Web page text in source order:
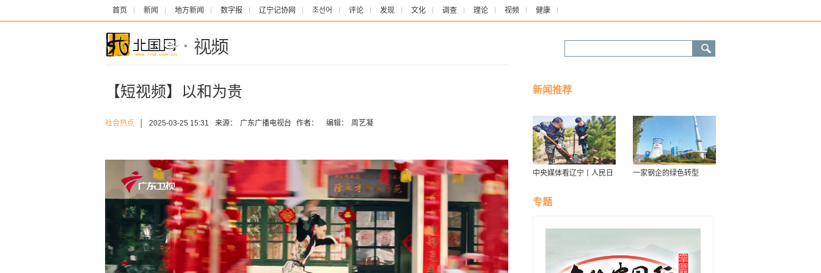
首页 新闻 地方新闻 数字报 辽宁记协网 조선어 评论 发现 文化 调查 理论 视频 健康
【短视频】以和为贵
社会热点 2025-03-25 15:31 来源： 广东广播电视台 作者： 编辑： 周艺凝
新闻推荐
中央媒体看辽宁丨人民日
色接力棒”
一家钢企的绿色转型
专题